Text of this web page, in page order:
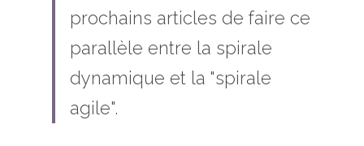
prochains articles de faire ce
parallèle entre la spirale
dynamique et la "spirale
agile".